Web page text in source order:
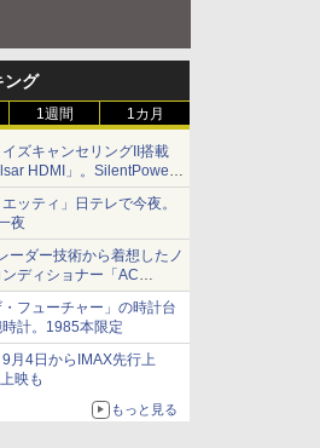
ング
1週間 1カ月
ズキャンセリングII搭載
HDMI」。SilentPower
ッティ」日テレで今夜。
夜
ーダー技術から着想したノ
ディショナー「AC
・フューチャー」の時計台
計。1985本限定
9月4日からIMAX先行上
映も
もっと見る